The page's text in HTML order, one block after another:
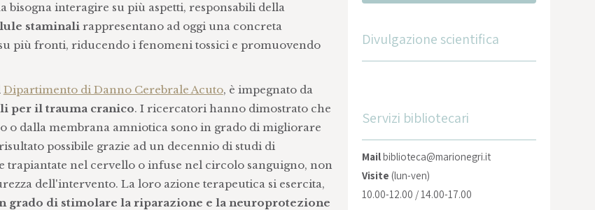
interagire su più aspetti, responsabili della
staminali rappresentano ad oggi una concreta
più fronti, riducendo i fenomeni tossici e promuovendo
Dipartimento di Danno Cerebrale Acuto, è impegnato da
per il trauma cranico. I ricercatori hanno dimostrato che
o dalla membrana amniotica sono in grado di migliorare
possibile grazie ad un decennio di studi di
trapiantate nel cervello o infuse nel circolo sanguigno, non
dell'intervento. La loro azione terapeutica si esercita,
di stimolare la riparazione e la neuroprotezione
Divulgazione scientifica
Servizi bibliotecari
Mailbiblioteca@marionegri.it
Visite (lun-ven)
10.00-12.00 / 14.00-17.00